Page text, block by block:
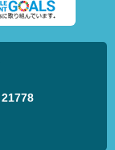
21778